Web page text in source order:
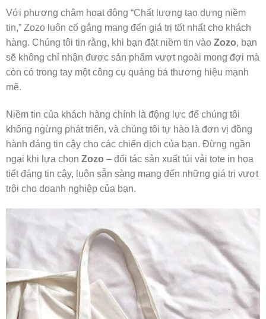
Với phương châm hoạt động “Chất lượng tạo dựng niềm
tin,” Zozo luôn cố gắng mang đến giá trị tốt nhất cho khách
hàng. Chúng tôi tin rằng, khi bạn đặt niềm tin vào Zozo, bạn
sẽ không chỉ nhận được sản phẩm vượt ngoài mong đợi mà
còn có trong tay một công cụ quảng bá thương hiệu mạnh
mẽ.
Niềm tin của khách hàng chính là động lực để chúng tôi
không ngừng phát triển, và chúng tôi tự hào là đơn vị đồng
hành đáng tin cậy cho các chiến dịch của bạn. Đừng ngần
ngại khi lựa chọn Zozo – đối tác sản xuất túi vải tote in họa
tiết đáng tin cậy, luôn sẵn sàng mang đến những giá trị vượt
trội cho doanh nghiệp của bạn.